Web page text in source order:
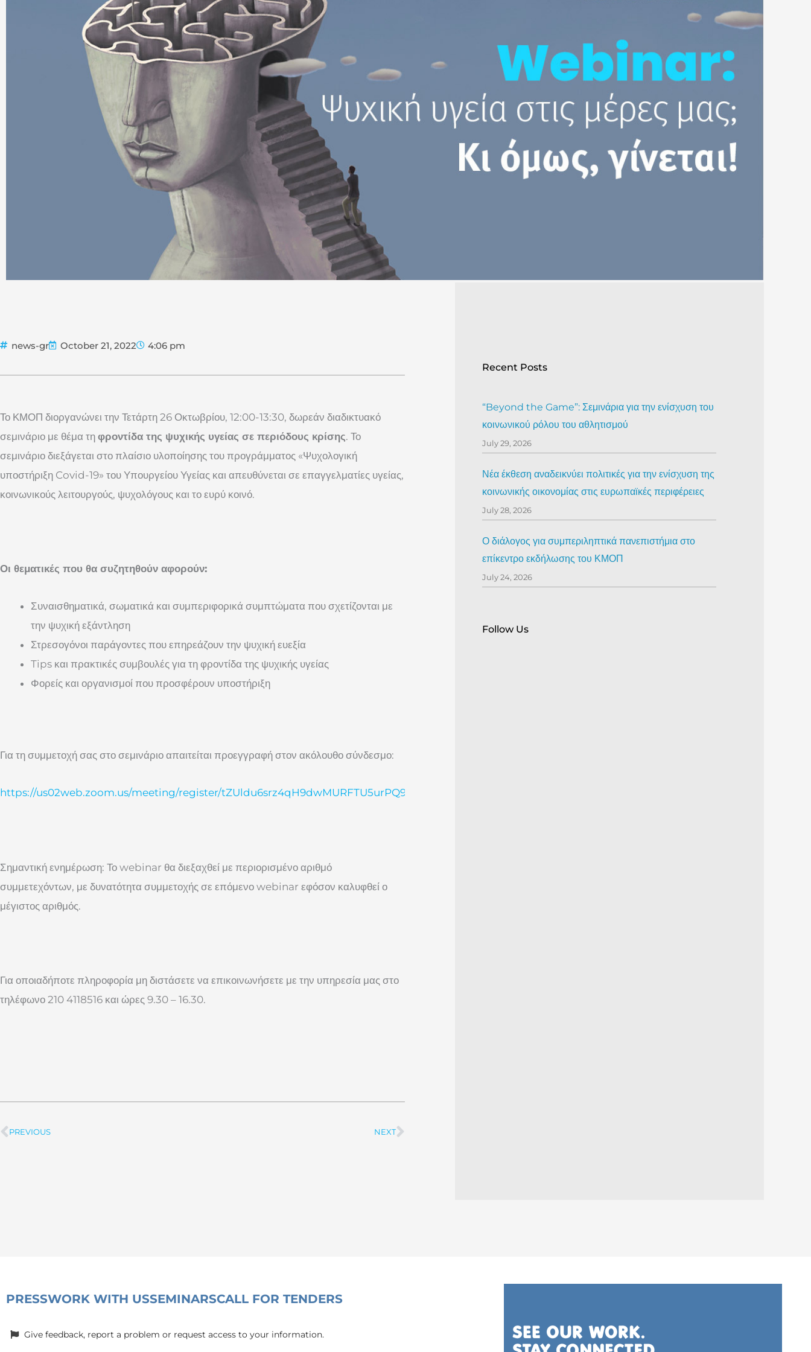
news-gr October 21, 2022 4:06 pm
Το ΚΜΟΠ διοργανώνει την Τετάρτη 26 Οκτωβρίου, 12:00-13:30, δωρεάν διαδικτυακό
σεμινάριο με θέμα τη φροντίδα της ψυχικής υγείας σε περιόδους κρίσης. Το
σεμινάριο διεξάγεται στο πλαίσιο υλοποίησης του προγράμματος «Ψυχολογική
υποστήριξη Covid-19» του Υπουργείου Υγείας και απευθύνεται σε επαγγελματίες υγείας,
κοινωνικούς λειτουργούς, ψυχολόγους και το ευρύ κοινό.
Οι θεματικές που θα συζητηθούν αφορούν:
Συναισθηματικά, σωματικά και συμπεριφορικά συμπτώματα που σχετίζονται με
την ψυχική εξάντληση
Στρεσογόνοι παράγοντες που επηρεάζουν την ψυχική ευεξία
Tips και πρακτικές συμβουλές για τη φροντίδα της ψυχικής υγείας
Φορείς και οργανισμοί που προσφέρουν υποστήριξη
Για τη συμμετοχή σας στο σεμινάριο απαιτείται προεγγραφή στον ακόλουθο σύνδεσμο:
https://us02web.zoom.us/meeting/register/tZUldu6srz4qH9dwMURFTU5urPQ9FeicU3wq
Σημαντική ενημέρωση: Το webinar θα διεξαχθεί με περιορισμένο αριθμό
συμμετεχόντων, με δυνατότητα συμμετοχής σε επόμενο webinar εφόσον καλυφθεί ο
μέγιστος αριθμός.
Για οποιαδήποτε πληροφορία μη διστάσετε να επικοινωνήσετε με την υπηρεσία μας στο
τηλέφωνο 210 4118516 και ώρες 9.30 – 16.30.
Prev
PREVIOUS NEXTNext
Recent Posts
“Beyond the Game”: Σεμινάρια για την ενίσχυση του
κοινωνικού ρόλου του αθλητισμού
July 29, 2026
Νέα έκθεση αναδεικνύει πολιτικές για την ενίσχυση της
κοινωνικής οικονομίας στις ευρωπαϊκές περιφέρειες
July 28, 2026
Ο διάλογος για συμπεριληπτικά πανεπιστήμια στο
επίκεντρο εκδήλωσης του ΚΜΟΠ
July 24, 2026
Follow Us
PRESSWORK WITH USSEMINARSCALL FOR TENDERS
Give feedback, report a problem or request access to your information.